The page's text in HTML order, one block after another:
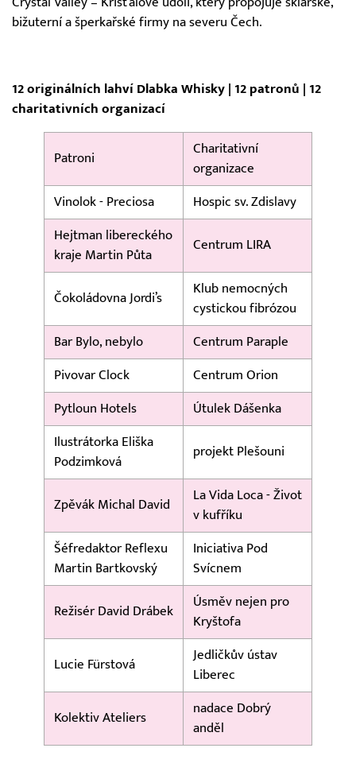
bižuterní a šperkařské firmy na severu Čech.
12 originálních lahví Dlabka Whisky | 12 patronů | 12
charitativních organizací
Patroni
Charitativní
organizace
Vinolok - Preciosa Hospic sv. Zdislavy
Hejtman libereckého
kraje Martin Půta
Centrum LIRA
Čokoládovna Jordi’s
Klub nemocných
cystickou fibrózou
Bar Bylo, nebylo Centrum Paraple
Pivovar Clock Centrum Orion
Pytloun Hotels Útulek Dášenka
Ilustrátorka Eliška
Podzimková
projekt Plešouni
Zpěvák Michal David
La Vida Loca - Život
v kufříku
Šéfredaktor Reflexu
Martin Bartkovský
Iniciativa Pod
Svícnem
Režisér David Drábek
Úsměv nejen pro
Kryštofa
Lucie Fürstová
Jedličkův ústav
Liberec
Kolektiv Ateliers
nadace Dobrý
anděl